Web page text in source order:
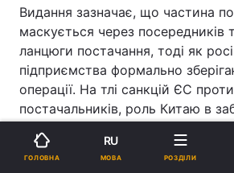
Видання зазначає, що частина
маскується через посередників
ланцюги постачання, тоді як
підприємства формально
операції. На тлі санкцій ЄС
постачальників, роль Китаю в
експертів, лише посилюється.
ГОЛОВНА
RU
МОВА РОЗДІЛИ